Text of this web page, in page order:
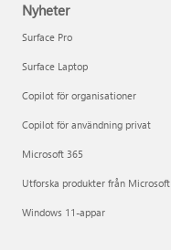
Nyheter
Surface Pro
Surface Laptop
Copilot för organisationer
Copilot för användning privat
Microsoft 365
Utforska produkter från Microsoft
Windows 11-appar